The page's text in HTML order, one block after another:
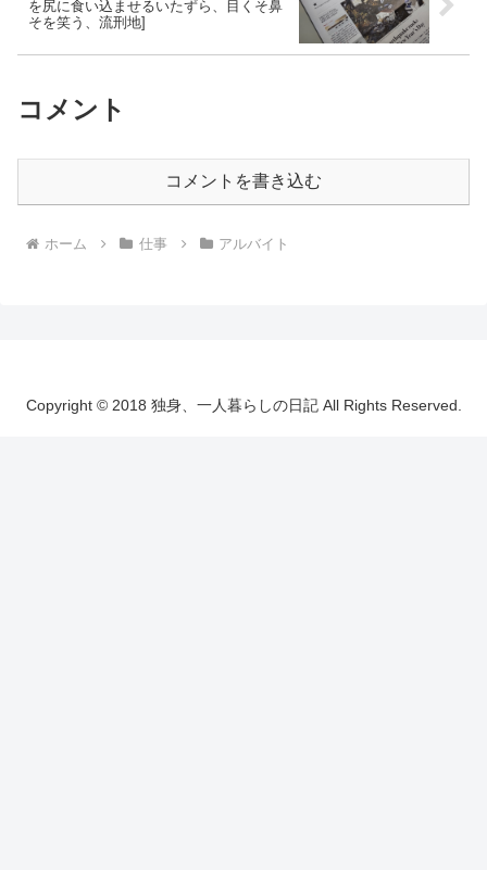
を尻に食い込ませるいたずら、目くそ鼻
そを笑う、流刑地]
コメント
コメントを書き込む
ホーム 仕事 アルバイト
Copyright © 2018 独身、一人暮らしの日記 All Rights Reserved.